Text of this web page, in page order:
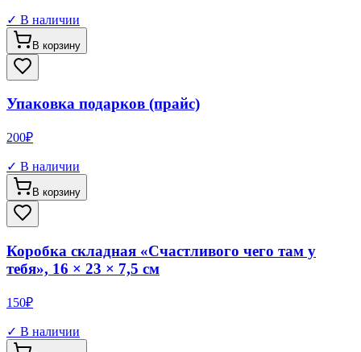
✓ В наличии
В корзину
Упаковка подарков (прайс)
200₽
✓ В наличии
В корзину
Коробка складная «Счастливого чего там у
тебя», 16 × 23 × 7,5 см
150₽
✓ В наличии